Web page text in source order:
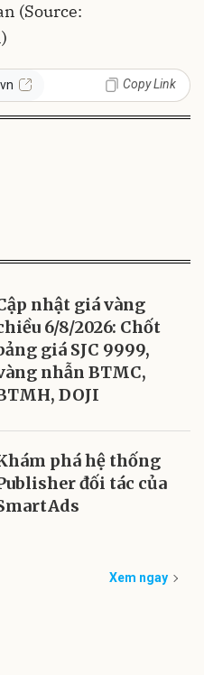
(Source:
Copy Link
nhật giá vàng
6/8/2026: Chốt
giá SJC 9999,
nhẫn BTMC,
DOJI
phá hệ thống
đối tác của
Xem ngay